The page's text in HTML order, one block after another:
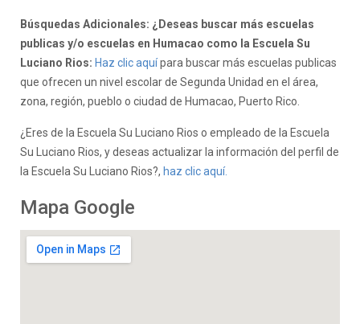
Búsquedas Adicionales: ¿Deseas buscar más escuelas
publicas y/o escuelas en Humacao como la Escuela Su
Luciano Rios: Haz clic aquípara buscar más escuelas publicas
que ofrecen un nivel escolar de Segunda Unidad en el área,
zona, región, pueblo o ciudad de Humacao, Puerto Rico.
¿Eres de la Escuela Su Luciano Rios o empleado de la Escuela
Su Luciano Rios, y deseas actualizar la información del perfil de
la Escuela Su Luciano Rios?, haz clic aquí.
Mapa Google